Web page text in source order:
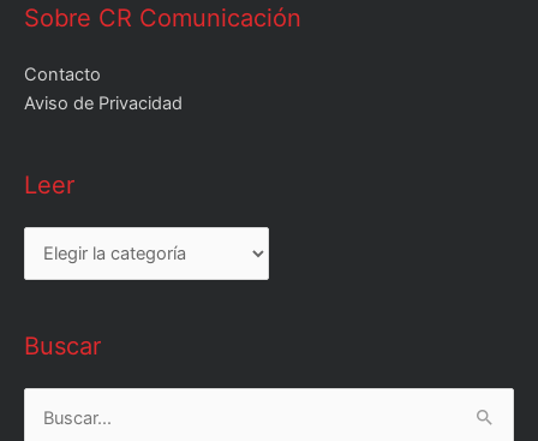
Sobre CR Comunicación
Contacto
Aviso de Privacidad
Leer
Leer
Buscar
Buscar